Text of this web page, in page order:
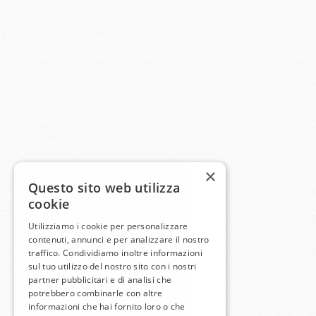
×
Questo sito web utilizza
cookie
Utilizziamo i cookie per personalizzare
contenuti, annunci e per analizzare il nostro
traffico. Condividiamo inoltre informazioni
sul tuo utilizzo del nostro sito con i nostri
partner pubblicitari e di analisi che
potrebbero combinarle con altre
informazioni che hai fornito loro o che